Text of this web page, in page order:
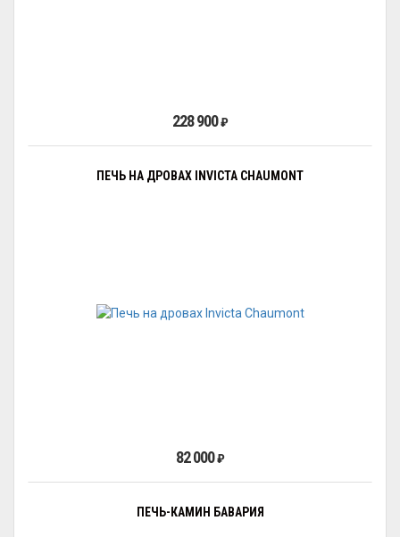
228 900₽
ПЕЧЬ НА ДРОВАХ INVICTA CHAUMONT
82 000₽
ПЕЧЬ-КАМИН БАВАРИЯ